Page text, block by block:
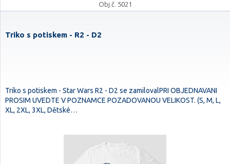
Obj.č. 5021
Triko s potiskem - R2 - D2
Triko s potiskem - Star Wars R2 - D2 se zamilovalPRI OBJEDNAVANI
PROSIM UVEDTE V POZNAMCE POZADOVANOU VELIKOST. (S, M, L,
XL, 2XL, 3XL, Dětské…